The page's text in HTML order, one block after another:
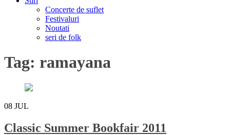
Concerte de suflet
Festivaluri
Noutati
seri de folk
Tag: ramayana
08 JUL
Classic Summer Bookfair 2011